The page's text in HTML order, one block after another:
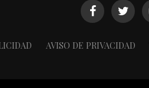
AVISO DE PRIVACIDAD